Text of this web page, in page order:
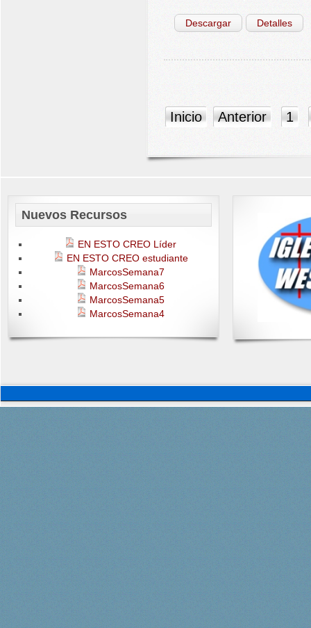
Descargar Detalles
Inicio Anterior 1
Nuevos Recursos
EN ESTO CREO Líder
EN ESTO CREO estudiante
MarcosSemana7
MarcosSemana6
MarcosSemana5
MarcosSemana4